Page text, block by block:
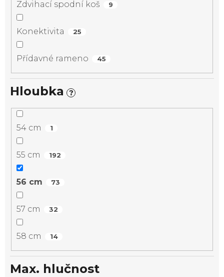
Zdvihací spodní koš 9
Konektivita 25
Přídavné rameno 45
Hloubka ?
54 cm 1
55 cm 192
56 cm 73
57 cm 32
58 cm 14
Max. hlučnost